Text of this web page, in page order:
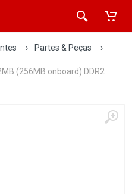
› Partes & Peças
›
(256MB onboard) DDR2